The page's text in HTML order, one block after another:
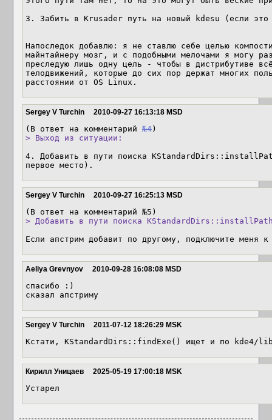
3. Забить в Krusader путь на новый kdesu (если это
Напоследок добавлю: я не ставлю себе целью
майнтайнеру мозг, и с подобными мелочами я могу
преследую лишь одну цель - чтобы в дистрибутиве
телодвижений, которые до сих пор держат многих
расстоянии от OS Linux.
Sergey V Turchin 2010-09-27 16:13:18 MSD
(В ответ на комментарий №4
> Выход из ситуации:
4. Добавить в пути поиска
первое место).
Sergey V Turchin 2010-09-27 16:25:13 MSD
> Добавить в пути поиска
Если апстрим добавит по другому, подключите меня к
Aeliya Grevnyov 2010-09-28 16:08:08 MSD
спасибо :)
сказал апстриму
Sergey V Turchin 2011-07-12 18:26:29 MSK
Кстати, KStandardDirs::findExe() ищет и по kde4/
Кирилл Уницаев 2025-05-19 17:00:18 MSK
Устарел